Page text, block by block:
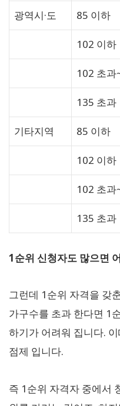
광역시·도 85 이하
102 이하
102 초
135 초과
기타지역 85 이하
102 이하
102 초
135 초과
1순위 신청자도 많으면
그런데 1순위 자격을 갖
가구수를 초과 한다면 1
하기가 어려워 집니다.
점제 입니다.
즉 1순위 자격자 중에서